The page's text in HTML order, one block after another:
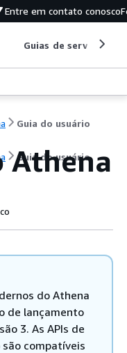
Entre em contato conosco
Guias de serviço
Guia do usuário
Guia do usuário
Athena
do Athena
de lançamento
3. As APIs de
compatíveis